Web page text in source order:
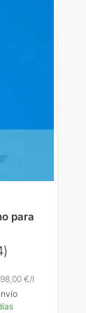
para
€/l